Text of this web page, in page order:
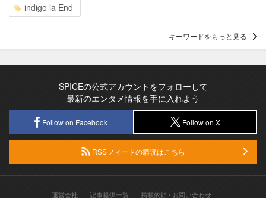
indigo la End
キーワードをもっと見る
SPICEの公式アカウントをフォローして
最新のエンタメ情報を手に入れよう
Follow on Facebook Follow on X
RSSフィードの購読はこちら
運営会社 記事提供一覧 掲載依頼 / お問い合わせ